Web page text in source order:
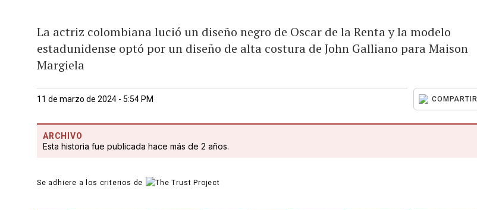
La actriz colombiana lució un diseño negro de Oscar de la Renta y la modelo
estadunidense optó por un diseño de alta costura de John Galliano para Maison
Margiela
11 de marzo de 2024 - 5:54 PM COMPARTIR
ARCHIVO
Esta historia fue publicada hace más de 2 años.
Se adhiere a los criterios de